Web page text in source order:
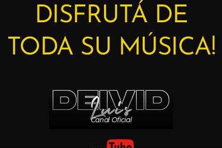
DISFRUTÁ DE
TODA SU MÚSICA!
Canal Oficial